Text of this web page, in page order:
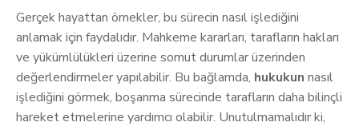
Gerçek hayattan örnekler, bu sürecin nasıl işlediğini
anlamak için faydalıdır. Mahkeme kararları, tarafların hakları
ve yükümlülükleri üzerine somut durumlar üzerinden
değerlendirmeler yapılabilir. Bu bağlamda, hukukun nasıl
işlediğini görmek, boşanma sürecinde tarafların daha bilinçli
hareket etmelerine yardımcı olabilir. Unutulmamalıdır ki,